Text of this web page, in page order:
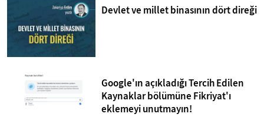
Devlet ve millet binasının dört direği
Google'ın açıkladığı Tercih Edilen
Kaynaklar bölümüne Fikriyat'ı
eklemeyi unutmayın!